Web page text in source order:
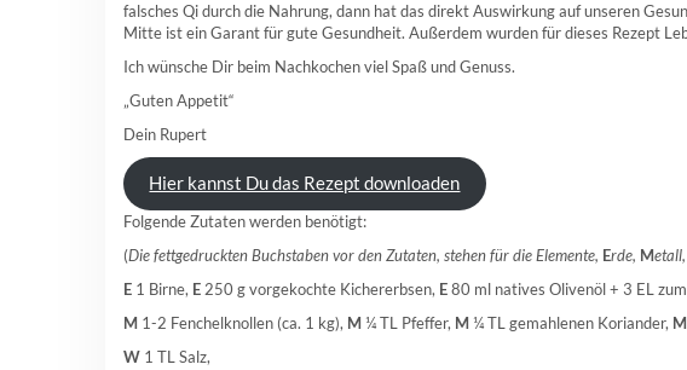
falsches Qi durch die Nahrung, dann hat das direkt Auswirkung auf unseren
Mitte ist ein Garant für gute Gesundheit. Außerdem wurden für dieses Rezept
Ich wünsche Dir beim Nachkochen viel Spaß und Genuss.
„Guten Appetit“
Dein Rupert
Hier kannst Du das Rezept downloaden
Folgende Zutaten werden benötigt:
(Die fettgedruckten Buchstaben vor den Zutaten, stehen für die Elemente, Erde, Metall,
E 1 Birne, E 250 g vorgekochte Kichererbsen, E80 ml natives Olivenöl + 3 EL
M 1-2 Fenchelknollen (ca. 1 kg), M ¼ TL Pfeffer, M ¼ TL gemahlenen Koriander, M
W 1 TL Salz,